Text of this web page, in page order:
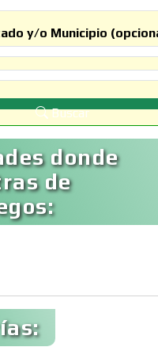
y/o Municipio
Buscar
donde
de